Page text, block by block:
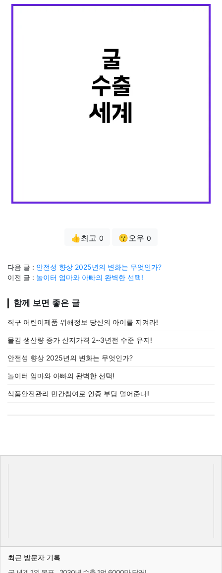
👍최고 0 😗오우 0
다음 글 : 안전성 향상 2025년의 변화는 무엇인가?
이전 글 : 놀이터 엄마와 아빠의 완벽한 선택!
함께 보면 좋은 글
직구 어린이제품 위해정보 당신의 아이를 지켜라!
물김 생산량 증가 산지가격 2~3년전 수준 유지!
안전성 향상 2025년의 변화는 무엇인가?
놀이터 엄마와 아빠의 완벽한 선택!
식품안전관리 민간참여로 인증 부담 덜어준다!
최근 방문자 기록